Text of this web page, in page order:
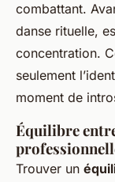
combattant.
danse rituelle,
concentration.
seulement
moment de
Équilibre
Trouver un